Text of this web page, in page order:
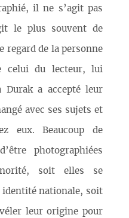
il ne s’agit pas
le plus souvent de
regard de la personne
celui du lecteur, lui
a accepté leur
avec ses sujets et
eux. Beaucoup de
photographiées
soit elles se
identité nationale, soit
leur origine pour